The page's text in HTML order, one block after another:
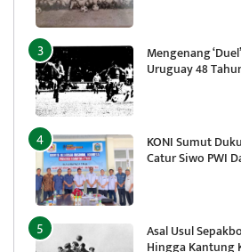
Mengenang
Uruguay 48
KONI Sumut
Catur Siwo PWI
Asal Usul
Hingga Kantung